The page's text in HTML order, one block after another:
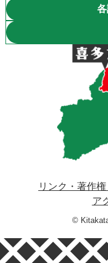
リンク・著作
ア
©